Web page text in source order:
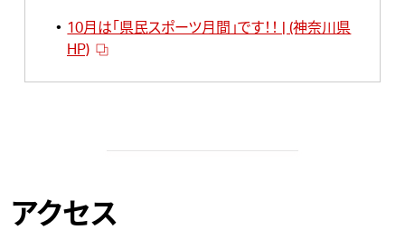
10月は「県民スポーツ月間」です！！ | (神奈川県
HP)
アクセス